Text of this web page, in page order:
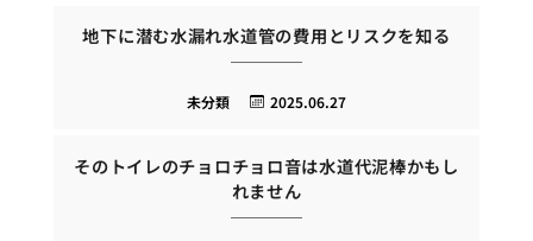
地下に潜む水漏れ水道管の費用とリスクを知る
2025.06.27
未分類
そのトイレのチョロチョロ音は水道代泥棒かもし
れません